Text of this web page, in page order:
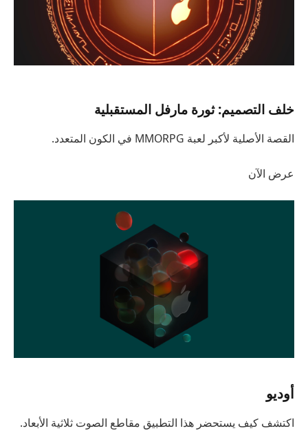
خلف التصميم: ثورة مارفل المستقبلية
القصة الأصلية لأكبر لعبة MMORPG في الكون المتعدد.
عرض الآن
أوديو
اكتشف كيف يستحضر هذا التطبيق مقاطع الصوت ثلاثية الأبعاد.